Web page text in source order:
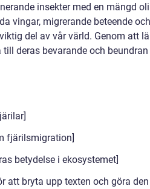
insekter med en mängd
vingar, migrerande beteende och
del av vår värld. Genom att
deras bevarande och beundran
fjärilsmigration]
betydelse i ekosystemet]
att bryta upp texten och göra